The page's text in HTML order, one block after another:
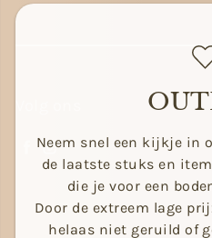
Facebook
Instagram
Neem snel een kijkje in
de laatste stuks en
die je voor een
Door de extreem lage
helaas niet geruild of